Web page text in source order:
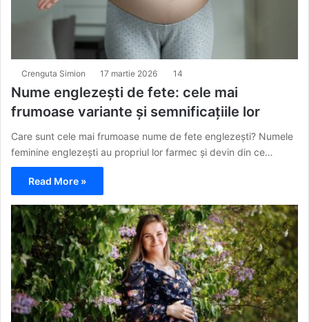
Crenguta Simion 17 martie 2026 14
Nume englezești de fete: cele mai
frumoase variante și semnificațiile lor
Care sunt cele mai frumoase nume de fete englezești? Numele
feminine englezești au propriul lor farmec și devin din ce…
Read More »